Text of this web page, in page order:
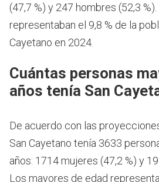
(47,7 %) y 247 hombres (52,3
representaban el 9,8 % de la
Cayetano en 2024.
Cuántas personas
años tenía San
De acuerdo con las
San Cayetano tenía 3633
años: 1714 mujeres (47,2 %) y
Los mayores de edad